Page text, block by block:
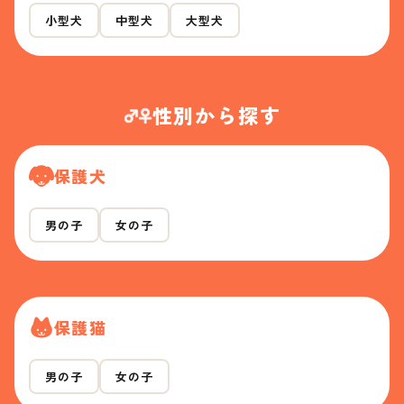
小型犬 中型犬 大型犬
性別から探す
保護犬
男の子 女の子
保護猫
男の子 女の子